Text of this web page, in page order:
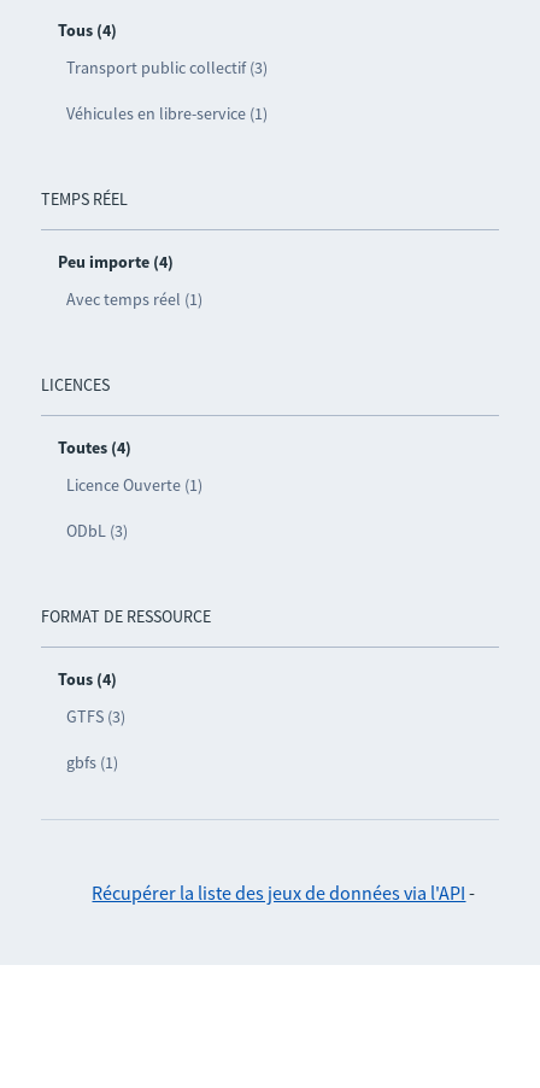
Tous (4)
Transport public collectif (3)
Véhicules en libre-service (1)
TEMPS RÉEL
Peu importe (4)
Avec temps réel (1)
LICENCES
Toutes (4)
Licence Ouverte (1)
ODbL (3)
FORMAT DE RESSOURCE
Tous (4)
GTFS (3)
gbfs (1)
Récupérer la liste des jeux de données via l'API -